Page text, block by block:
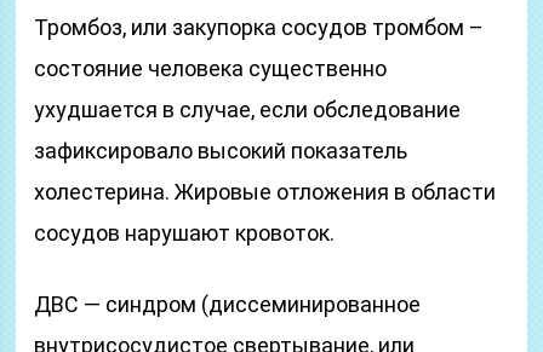
Тромбоз, или закупорка сосудов тромбом –
состояние человека существенно
ухудшается в случае, если обследование
зафиксировало высокий показатель
холестерина. Жировые отложения в области
сосудов нарушают кровоток.
ДВС — синдром (диссеминированное
внутрисосудистое свертывание, или